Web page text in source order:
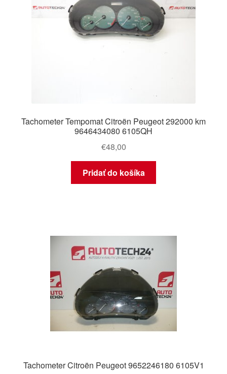
Tachometer Tempomat Citroën Peugeot 292000 km
9646434080 6105QH
€48,00
Pridať do košíka
Tachometer Citroën Peugeot 9652246180 6105V1